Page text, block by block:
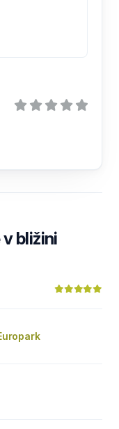
bližini